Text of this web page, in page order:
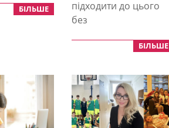
БІЛЬШЕ
підходити до цього
без
БІЛЬШЕ